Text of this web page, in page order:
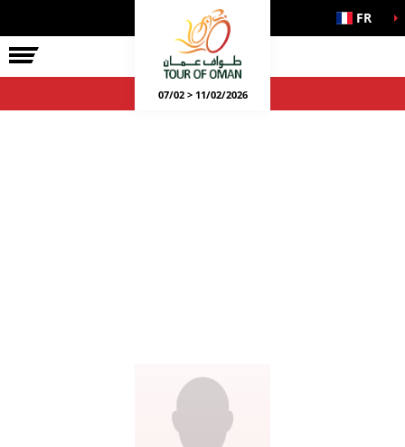
FR
07/02 > 11/02/2026